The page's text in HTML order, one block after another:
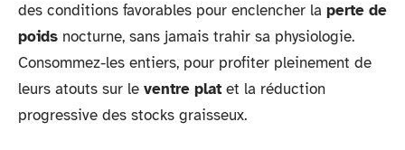
des conditions favorables pour enclencher la perte de
poids nocturne, sans jamais trahir sa physiologie.
Consommez-les entiers, pour profiter pleinement de
leurs atouts sur le ventre plat et la réduction
progressive des stocks graisseux.